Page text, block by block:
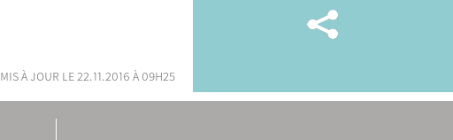
mis à jour le 22.11.2016 à 09h25